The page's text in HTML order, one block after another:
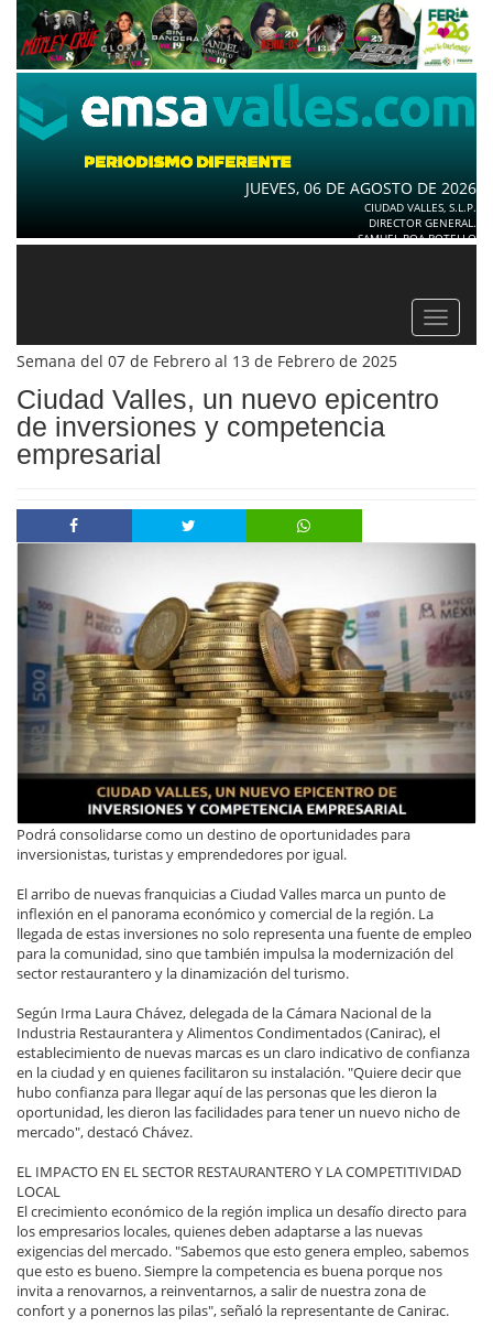
JUEVES, 06 DE AGOSTO DE 2026
CIUDAD VALLES, S.L.P.
DIRECTOR GENERAL.
SAMUEL ROA BOTELLO
Toggle
Semana del 07 de Febrero al 13 de Febrero de 2025
Ciudad Valles, un nuevo epicentro
de inversiones y competencia
empresarial
Podrá consolidarse como un destino de oportunidades para
inversionistas, turistas y emprendedores por igual.
El arribo de nuevas franquicias a Ciudad Valles marca un punto de
inflexión en el panorama económico y comercial de la región. La
llegada de estas inversiones no solo representa una fuente de empleo
para la comunidad, sino que también impulsa la modernización del
sector restaurantero y la dinamización del turismo.
Según Irma Laura Chávez, delegada de la Cámara Nacional de la
Industria Restaurantera y Alimentos Condimentados (Canirac), el
establecimiento de nuevas marcas es un claro indicativo de confianza
en la ciudad y en quienes facilitaron su instalación. "Quiere decir que
hubo confianza para llegar aquí de las personas que les dieron la
oportunidad, les dieron las facilidades para tener un nuevo nicho de
mercado", destacó Chávez.
EL IMPACTO EN EL SECTOR RESTAURANTERO Y LA COMPETITIVIDAD
LOCAL
El crecimiento económico de la región implica un desafío directo para
los empresarios locales, quienes deben adaptarse a las nuevas
exigencias del mercado. "Sabemos que esto genera empleo, sabemos
que esto es bueno. Siempre la competencia es buena porque nos
invita a renovarnos, a reinventarnos, a salir de nuestra zona de
confort y a ponernos las pilas", señaló la representante de Canirac.